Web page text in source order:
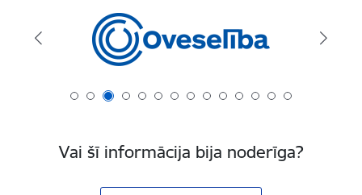
Vai šī informācija bija noderīga?